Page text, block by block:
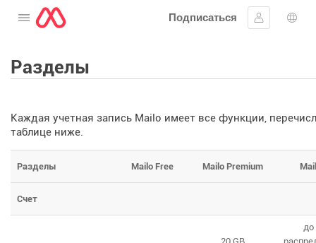
Открыть меню
Подписаться
Войти в
Разделы
Каждая учетная запись Mailo имеет все функции,
таблице ниже.
Разделы Mailo Free Mailo Premium
Счет
до